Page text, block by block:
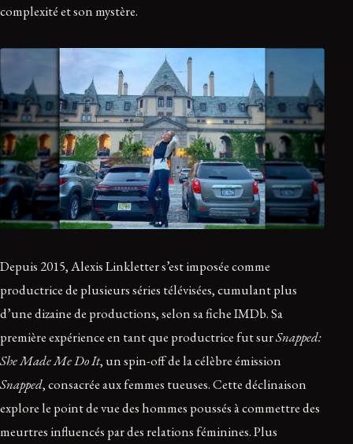
complexité et son mystère.
Depuis 2015, Alexis Linkletter s’est imposée comme
productrice de plusieurs séries télévisées, cumulant plus
d’une dizaine de productions, selon sa fiche IMDb. Sa
première expérience en tant que productrice fut surSnapped:
She Made Me Do It, un spin-off de la célèbre émission
Snapped, consacrée aux femmes tueuses. Cette déclinaison
explore le point de vue des hommes poussés à commettre des
meurtres influencés par des relations féminines. Plus